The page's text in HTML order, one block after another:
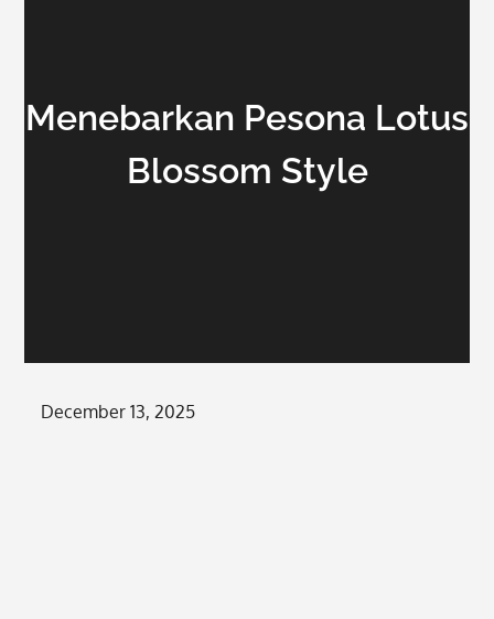
Menebarkan Pesona Lotus
Blossom Style
Posted
December 13, 2025